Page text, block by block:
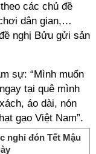
các chủ đề
dân gian,…
nghị Bửu gửi sản
sự: “Mình muốn
tại quê mình
áo dài, nón
gạo Việt Nam”.
nghỉ đón Tết Mậu